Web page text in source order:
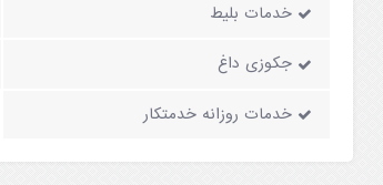
خدمات بلیط
جکوزی داغ
خدمات روزانه خدمتکار